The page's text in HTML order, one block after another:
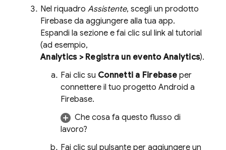
Nel riquadro Assistente, scegli un prodotto
Firebase da aggiungere alla tua app.
Espandi la sezione e fai clic sul link al tutorial
(ad esempio,
Analytics> Registra un evento Analytics).
Fai clic su Connetti a Firebaseper
connettere il tuo progetto Android a
Firebase.
Che cosa fa questo flusso di
lavoro?
Fai clic sul pulsante per aggiungere un